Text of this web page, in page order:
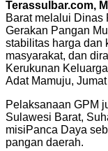
Terassulbar.com,
Barat melalui Dinas
Gerakan Pangan
stabilitas harga dan
masyarakat, dan
Kerukunan
Adat Mamuju,
Pelaksanaan GPM
Sulawesi Barat,
misiPanca Daya
pangan daerah.